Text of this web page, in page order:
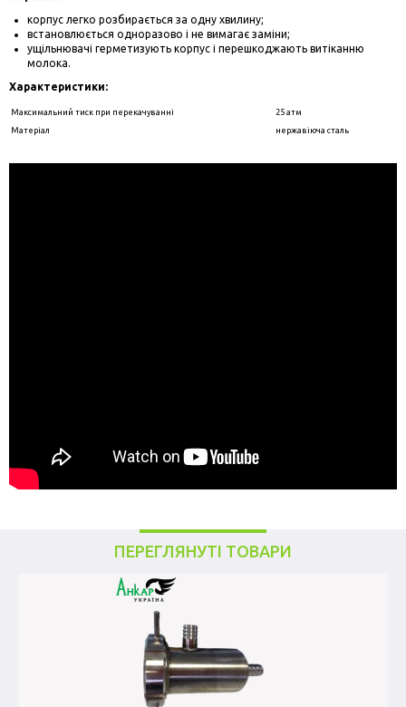
корпус легко розбирається за одну хвилину;
встановлюється одноразово і не вимагає заміни;
ущільнювачі герметизують корпус і перешкоджають витіканню
молока.
Характеристики:
Максимальний тиск при перекачуванні
25 атм
Матеріал
нержавіюча сталь
ПЕРЕГЛЯНУТІ ТОВАРИ